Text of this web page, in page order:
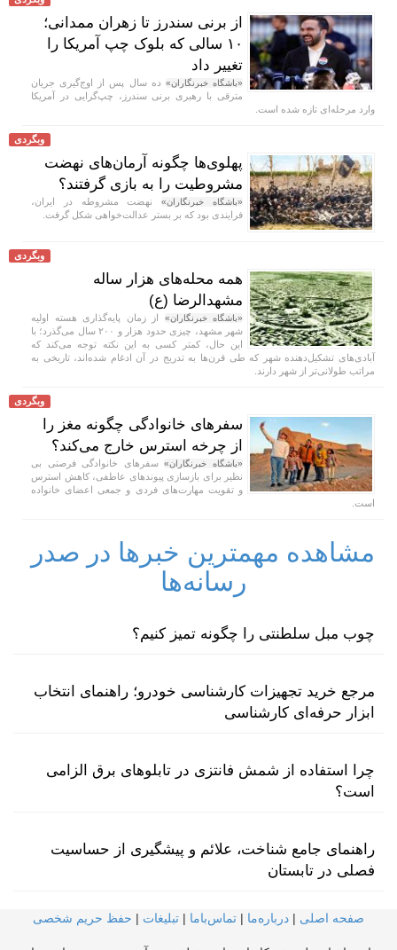
از برنی سندرز تا زهران ممدانی؛
۱۰ سالی که بلوک چپ آمریکا را
تغییر داد
«باشگاه خبرنگاران» ده سال پس از اوج‌گیری جریان
مترقی با رهبری برنی سندرز، چپ‌گرایی در آمریکا
وارد مرحله‌ای تازه شده است.
وبگردی
پهلوی‌ها چگونه آرمان‌های نهضت
مشروطیت را به بازی گرفتند؟
«باشگاه خبرنگاران»نهضت مشروطه در ایران،
فرایندی بود که بر بستر عدالت‌خواهی شکل گرفت.
وبگردی
همه محله‌های هزار ساله
مشهدالرضا (ع)
«باشگاه خبرنگاران» از زمان پایه‌گذاری هسته اولیه
شهر مشهد، چیزی حدود هزار و ۲۰۰ سال می‌گذرد؛ با
این حال، کمتر کسی به این نکته توجه می‌کند که
آبادی‌های تشکیل‌دهنده شهر که طی قرن‌ها به تدریج در آن ادغام شده‌اند، تاریخی به
مراتب طولانی‌تر از شهر دارند.
وبگردی
سفر‌های خانوادگی چگونه مغز را
از چرخه استرس خارج می‌کند؟
«باشگاه خبرنگاران»سفر‌های خانوادگی فرصتی بی
نظیر برای بازسازی پیوند‌های عاطفی، کاهش استرس
و تقویت مهارت‌های فردی و جمعی اعضای خانواده
است.
مشاهده مهمترین خبرها در صدر
رسانه‌ها
چوب مبل سلطنتی را چگونه تمیز کنیم؟
مرجع خرید تجهیزات کارشناسی خودرو؛ راهنمای انتخاب
ابزار حرفه‌ای کارشناسی
چرا استفاده از شمش فانتزی در تابلوهای برق الزامی
است؟
راهنمای جامع شناخت، علائم و پیشگیری از حساسیت
فصلی در تابستان
صفحه اصلی | درباره‌ما | تماس‌با‌ما | تبلیغات | حفظ حریم شخصی